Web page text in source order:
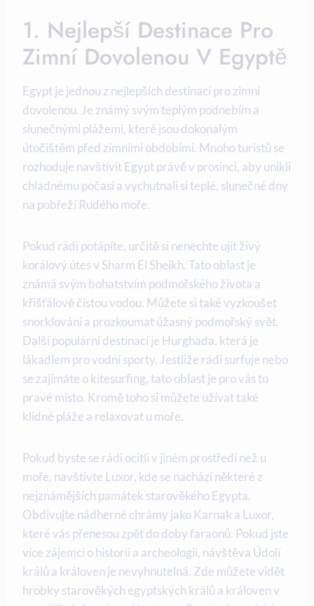
1. Nejlepší Destinace Pro
Zimní Dovolenou V Egyptě
Egypt je jednou z nejlepších destinací pro zimní
dovolenou. Je známý svým teplým podnebím a
slunečnými plážemi, které jsou dokonalým
útočištěm před zimními obdobími. Mnoho turistů se
rozhoduje navštívit Egypt právě v prosinci, aby unikli
chladnému počasí a vychutnali si teplé, slunečné dny
na pobřeží Rudého moře.
Pokud rádi potápíte, určitě si nenechte ujít živý
korálový útes v Sharm El Sheikh. Tato oblast je
známá svým bohatstvím podmořského života a
křišťálově čistou vodou. Můžete si také vyzkoušet
snorklování a prozkoumat úžasný podmořský svět.
Další populární destinací je Hurghada, která je
lákadlem pro vodní sporty. Jestliže rádi surfuje nebo
se zajímáte o kitesurfing, tato oblast je pro vás to
pravé místo. Kromě toho si můžete užívat také
klidné pláže a relaxovat u moře.
Pokud byste se rádi ocitli v jiném prostředí než u
moře, navštivte Luxor, kde se nachází některé z
nejznámějších památek starověkého Egypta.
Obdivujte nádherné chrámy jako Karnak a Luxor,
které vás přenesou zpět do doby faraonů. Pokud jste
více zájemci o historii a archeologii, návštěva Údolí
králů a královen je nevyhnutelná. Zde můžete vidět
hrobky starověkých egyptských králů a královen v